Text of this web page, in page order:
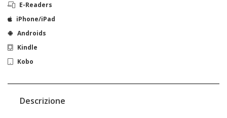
E-Readers
iPhone/iPad
Androids
Kindle
Kobo
Descrizione